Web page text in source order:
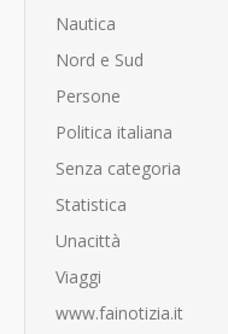
Nautica
Nord e Sud
Persone
Politica italiana
Senza categoria
Statistica
Unacittà
Viaggi
www.fainotizia.it